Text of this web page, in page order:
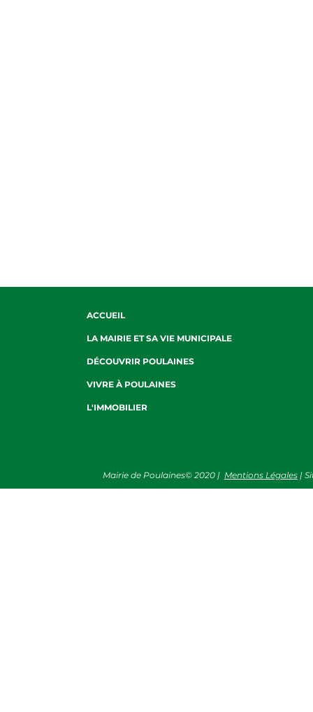
Mairie de Poulaines© 2020 | Mentions Légales |
ACCUEIL
LA MAIRIE ET SA VIE MUNICIPALE
DÉCOUVRIR POULAINES
VIVRE À POULAINES
L'IMMOBILIER